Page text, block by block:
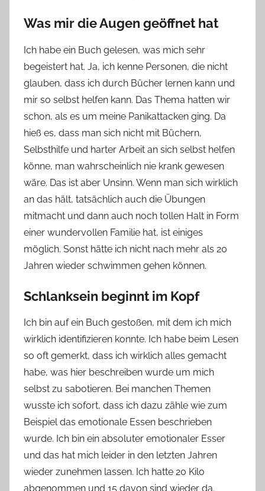
Was mir die Augen geöffnet hat
Ich habe ein Buch gelesen, was mich sehr
begeistert hat. Ja, ich kenne Personen, die nicht
glauben, dass ich durch Bücher lernen kann und
mir so selbst helfen kann. Das Thema hatten wir
schon, als es um meine Panikattacken ging. Da
hieß es, dass man sich nicht mit Büchern,
Selbsthilfe und harter Arbeit an sich selbst helfen
könne, man wahrscheinlich nie krank gewesen
wäre. Das ist aber Unsinn. Wenn man sich wirklich
an das hält, tatsächlich auch die Übungen
mitmacht und dann auch noch tollen Halt in Form
einer wundervollen Familie hat, ist einiges
möglich. Sonst hätte ich nicht nach mehr als 20
Jahren wieder schwimmen gehen können.
Schlanksein beginnt im Kopf
Ich bin auf ein Buch gestoßen, mit dem ich mich
wirklich identifizieren konnte. Ich habe beim Lesen
so oft gemerkt, dass ich wirklich alles gemacht
habe, was hier beschreiben wurde um mich
selbst zu sabotieren. Bei manchen Themen
wusste ich sofort, dass ich dazu zähle wie zum
Beispiel das emotionale Essen beschrieben
wurde. Ich bin ein absoluter emotionaler Esser
und das hat mich leider in den letzten Jahren
wieder zunehmen lassen. Ich hatte 20 Kilo
abgenommen und 15 davon sind wieder da.